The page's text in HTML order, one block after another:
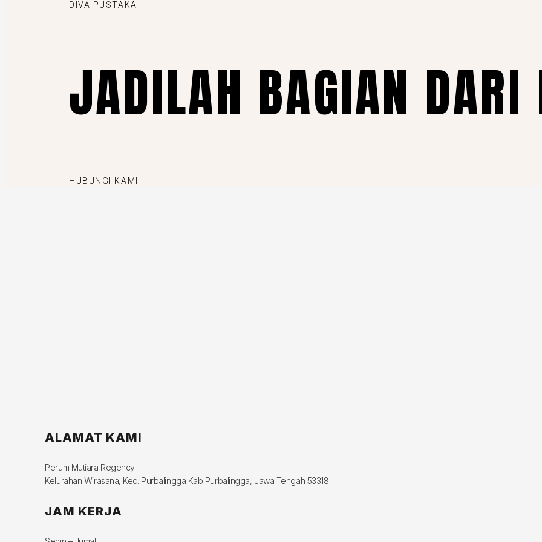
DIVA PUSTAKA
JADILAH BAGIAN
HUBUNGI KAMI
ALAMAT KAMI
Perum Mutiara Regency
Kelurahan Wirasana, Kec. Purbalingga Kab Purbalingga, Jawa Tengah 53318
JAM KERJA